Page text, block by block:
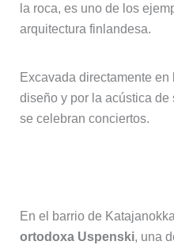
la roca, es uno de los
arquitectura finlandesa.
Excavada directamente
diseño y por la acústica de
se celebran conciertos.
En el barrio de
ortodoxa Uspenski, una